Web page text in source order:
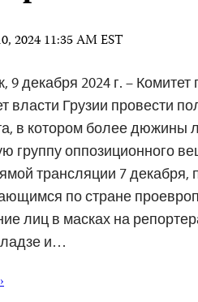
2024 11:35 AM EST
9 декабря 2024 г. –
власти Грузии провести
в котором более дюжины
группу оппозиционного
трансляции 7 декабря,
по стране
лиц в масках на
и…